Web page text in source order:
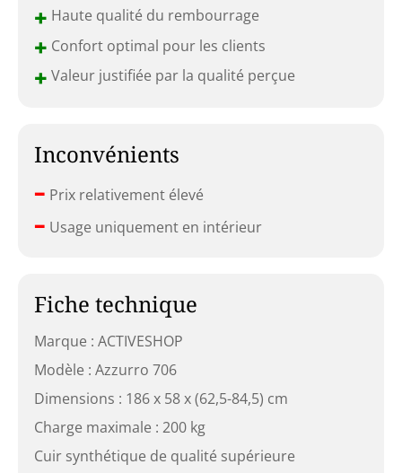
+ Haute qualité du rembourrage
+ Confort optimal pour les clients
+ Valeur justifiée par la qualité perçue
Inconvénients
– Prix relativement élevé
– Usage uniquement en intérieur
Fiche technique
Marque : ACTIVESHOP
Modèle : Azzurro 706
Dimensions : 186 x 58 x (62,5-84,5) cm
Charge maximale : 200 kg
Cuir synthétique de qualité supérieure